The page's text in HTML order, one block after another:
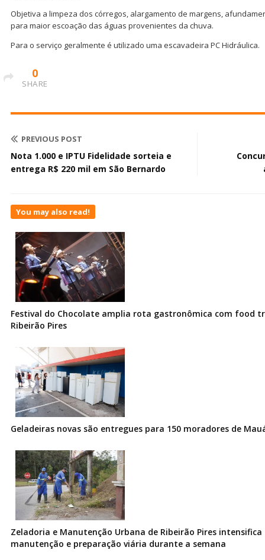
Objetiva a limpeza dos córregos, alargamento de margens,
para maior escoação das águas provenientes da chuva.
Para o serviço geralmente é utilizado uma escavadeira PC Hidráulica.
0
SHARE
PREVIOUS POST
Nota 1.000 e IPTU Fidelidade sorteia e
entrega R$ 220 mil em São Bernardo
You may also read!
Festival do Chocolate amplia rota gastronômica com food
Ribeirão Pires
Geladeiras novas são entregues para 150 moradores de
Zeladoria e Manutenção Urbana de Ribeirão Pires intensifica
manutenção e preparação viária durante a semana